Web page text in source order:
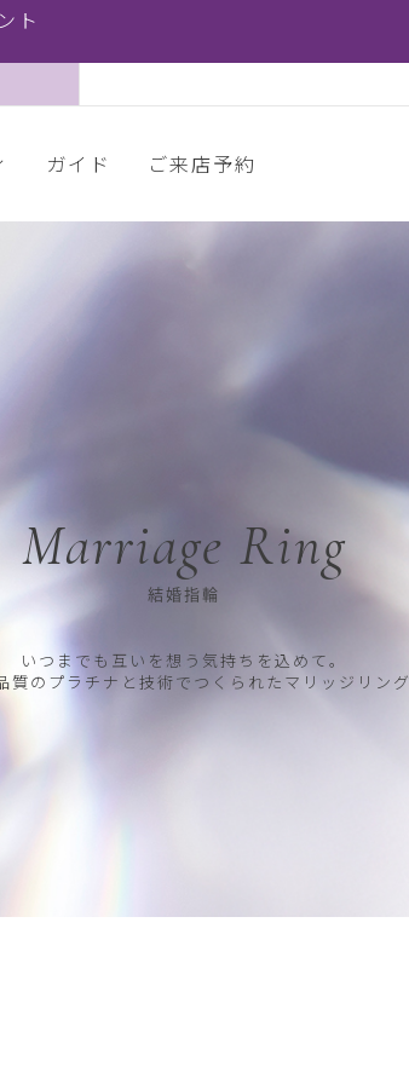
ト
ガイド ご来店予約
Marriage Ring
結婚指輪
いつまでも互いを想う気持ちを込めて。
質のプラチナと技術でつくられたマリッジリング